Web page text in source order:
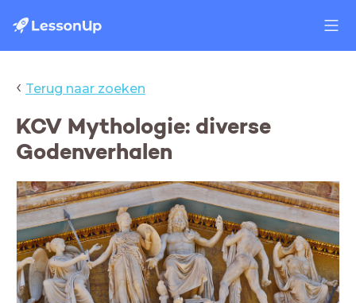
‹ Terug naar zoeken
KCV Mythologie: diverse
Godenverhalen